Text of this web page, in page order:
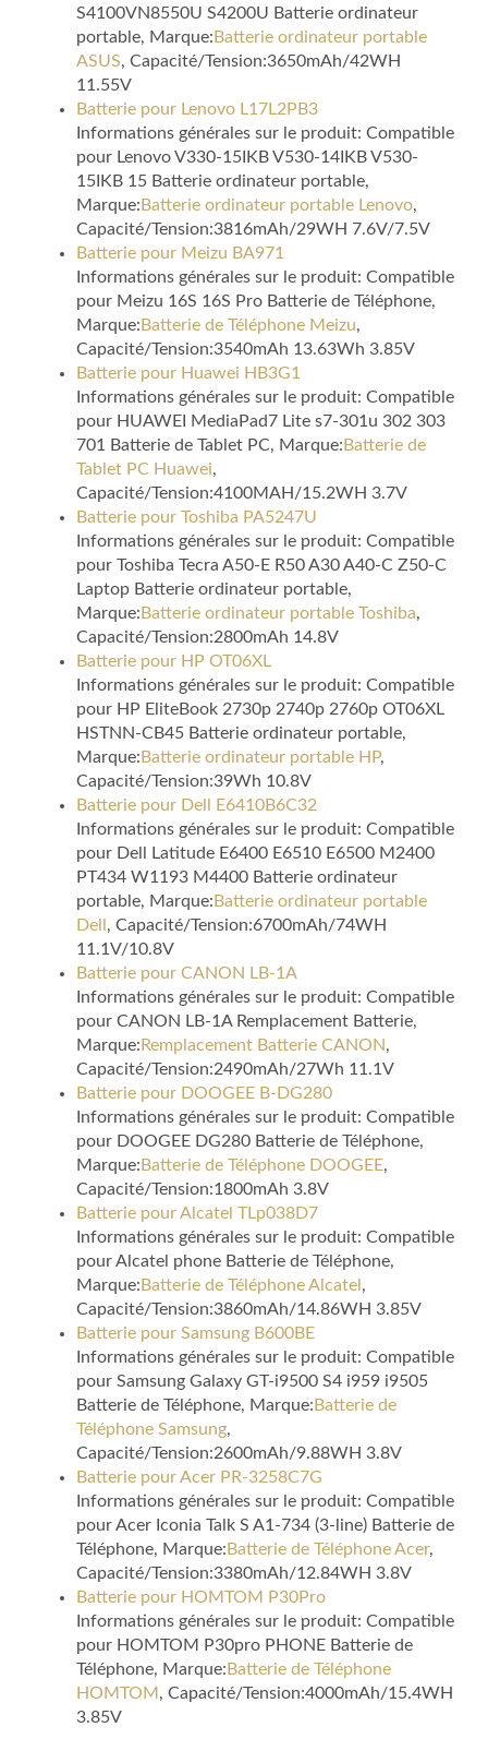
S4100VN8550U S4200U Batterie ordinateur
portable, Marque: Batterie ordinateur portable
ASUS, Capacité/Tension:3650mAh/42WH
11.55V
Batterie pour Lenovo L17L2PB3
Informations générales sur le produit: Compatible
pour Lenovo V330-15IKB V530-14IKB V530-
15IKB 15 Batterie ordinateur portable,
Marque: Batterie ordinateur portable Lenovo,
Capacité/Tension:3816mAh/29WH 7.6V/7.5V
Batterie pour Meizu BA971
Informations générales sur le produit: Compatible
pour Meizu 16S 16S Pro Batterie de Téléphone,
Marque: Batterie de Téléphone Meizu,
Capacité/Tension:3540mAh 13.63Wh 3.85V
Batterie pour Huawei HB3G1
Informations générales sur le produit: Compatible
pour HUAWEI MediaPad7 Lite s7-301u 302 303
701 Batterie de Tablet PC, Marque: Batterie de
Tablet PC Huawei,
Capacité/Tension:4100MAH/15.2WH 3.7V
Batterie pour Toshiba PA5247U
Informations générales sur le produit: Compatible
pour Toshiba Tecra A50-E R50 A30 A40-C Z50-C
Laptop Batterie ordinateur portable,
Marque: Batterie ordinateur portable Toshiba,
Capacité/Tension:2800mAh 14.8V
Batterie pour HP OT06XL
Informations générales sur le produit: Compatible
pour HP EliteBook 2730p 2740p 2760p OT06XL
HSTNN-CB45 Batterie ordinateur portable,
Marque: Batterie ordinateur portable HP,
Capacité/Tension:39Wh 10.8V
Batterie pour Dell E6410B6C32
Informations générales sur le produit: Compatible
pour Dell Latitude E6400 E6510 E6500 M2400
PT434 W1193 M4400 Batterie ordinateur
portable, Marque: Batterie ordinateur portable
Dell , Capacité/Tension:6700mAh/74WH
11.1V/10.8V
Batterie pour CANON LB-1A
Informations générales sur le produit: Compatible
pour CANON LB-1A Remplacement Batterie,
Marque: Remplacement Batterie CANON,
Capacité/Tension:2490mAh/27Wh 11.1V
Batterie pour DOOGEE B-DG280
Informations générales sur le produit: Compatible
pour DOOGEE DG280 Batterie de Téléphone,
Marque: Batterie de Téléphone DOOGEE,
Capacité/Tension:1800mAh 3.8V
Batterie pour Alcatel TLp038D7
Informations générales sur le produit: Compatible
pour Alcatel phone Batterie de Téléphone,
Marque: Batterie de Téléphone Alcatel ,
Capacité/Tension:3860mAh/14.86WH 3.85V
Batterie pour Samsung B600BE
Informations générales sur le produit: Compatible
pour Samsung Galaxy GT-i9500 S4 i959 i9505
Batterie de Téléphone, Marque: Batterie de
Téléphone Samsung,
Capacité/Tension:2600mAh/9.88WH 3.8V
Batterie pour Acer PR-3258C7G
Informations générales sur le produit: Compatible
pour Acer Iconia Talk S A1-734 (3-line) Batterie de
Téléphone, Marque: Batterie de Téléphone Acer,
Capacité/Tension:3380mAh/12.84WH 3.8V
Batterie pour HOMTOM P30Pro
Informations générales sur le produit: Compatible
pour HOMTOM P30pro PHONE Batterie de
Téléphone, Marque: Batterie de Téléphone
HOMTOM , Capacité/Tension:4000mAh/15.4WH
3.85V